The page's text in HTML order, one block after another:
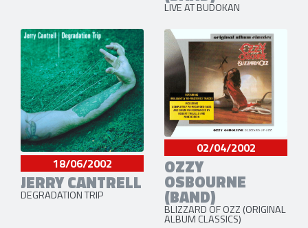
LIVE AT BUDOKAN
18/06/2002
JERRY CANTRELL
DEGRADATION TRIP
02/04/2002
OZZY
OSBOURNE
(BAND)
BLIZZARD OF OZZ (ORIGINAL
ALBUM CLASSICS)